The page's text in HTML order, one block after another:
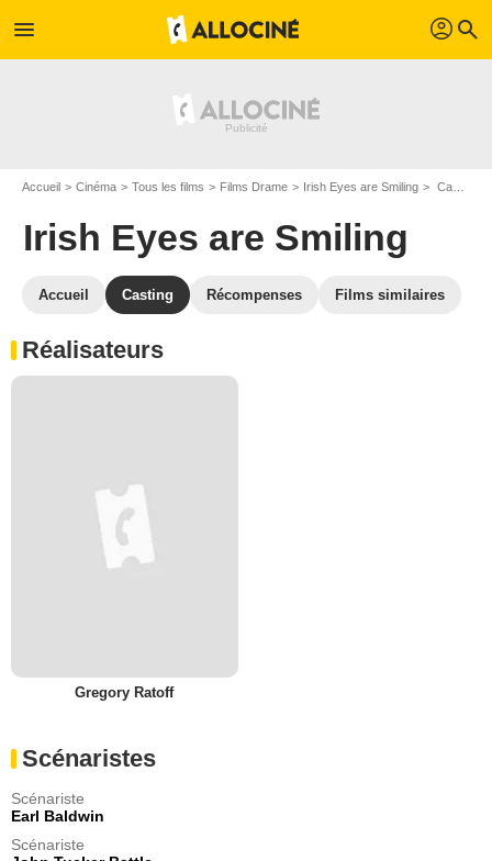
menu profil search
Accueil Cinéma Tous les films Films Drame Irish Eyes are Smiling Casting Irish Eyes are Smiling
Irish Eyes are Smiling
Accueil Casting Récompenses Films similaires
Réalisateurs
Gregory Ratoff
Scénaristes
Scénariste
Earl Baldwin
Scénariste